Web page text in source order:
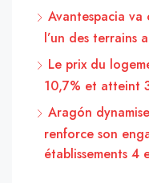
Avantespacia va
l’un des terrains
Le prix du
10,7% et atteint
Aragón
renforce son
établissements 4